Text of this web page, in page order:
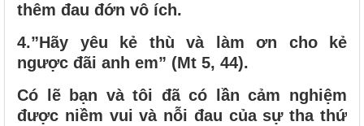
thêm đau đớn vô ích.
4.”Hãy yêu kẻ thù và làm ơn cho kẻ
ngược đãi anh em” (Mt 5, 44).
Có lẽ bạn và tôi đã có lần cảm nghiệm
được niềm vui và nỗi đau của sự tha thứ